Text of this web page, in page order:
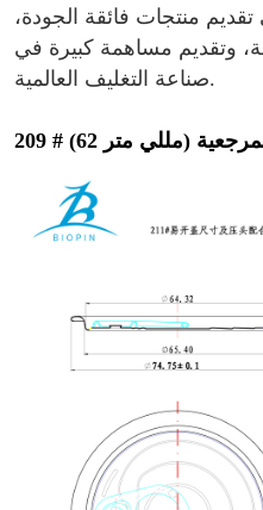
تقديم منتجات فائقة الجودة،
وتقديم مساهمة كبيرة في
صناعة التغليف العالمية.
المرجعية